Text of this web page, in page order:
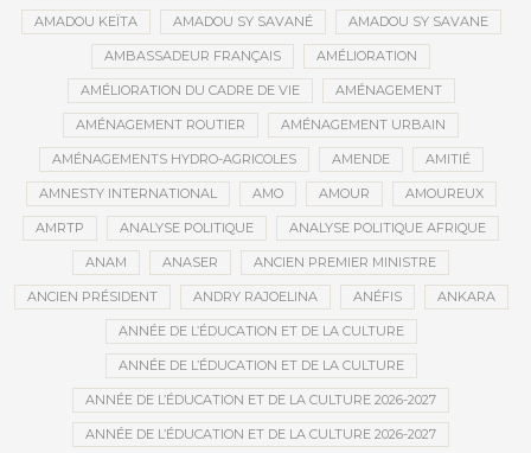
AMADOU KEÏTA AMADOU SY SAVANÉ AMADOU SY SAVANE
AMBASSADEUR FRANÇAIS AMÉLIORATION
AMÉLIORATION DU CADRE DE VIE AMÉNAGEMENT
AMÉNAGEMENT ROUTIER AMÉNAGEMENT URBAIN
AMÉNAGEMENTS HYDRO-AGRICOLES AMENDE AMITIÉ
AMNESTY INTERNATIONAL AMO AMOUR AMOUREUX
AMRTP ANALYSE POLITIQUE ANALYSE POLITIQUE AFRIQUE
ANAM ANASER ANCIEN PREMIER MINISTRE
ANCIEN PRÉSIDENT ANDRY RAJOELINA ANÉFIS ANKARA
ANNÉE DE L’ÉDUCATION ET DE LA CULTURE
ANNÉE DE L’ÉDUCATION ET DE LA CULTURE
ANNÉE DE L’ÉDUCATION ET DE LA CULTURE 2026-2027
ANNÉE DE L’ÉDUCATION ET DE LA CULTURE 2026-2027